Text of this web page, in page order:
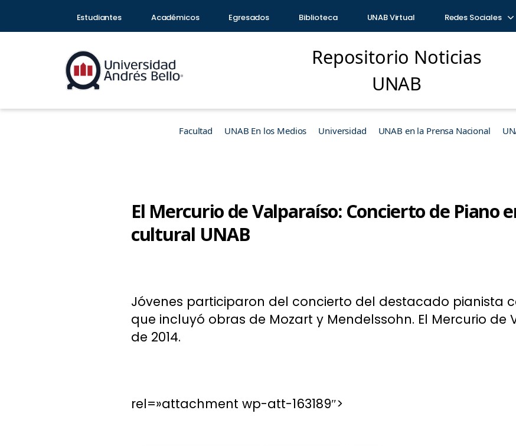
Estudiantes Académicos Egresados Biblioteca UNAB Virtual Redes Sociales
Repositorio Noticias
UNAB
Facultad UNAB En los Medios Universidad UNAB en la Prensa Nacional
El Mercurio de Valparaíso: Concierto de Piano
cultural UNAB
Jóvenes participaron del concierto del destacado pianista
que incluyó obras de Mozart y Mendelssohn. El Mercurio de
de 2014.
rel=»attachment wp-att-163189″>